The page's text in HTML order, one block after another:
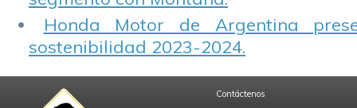
Honda Motor de Argentina
sostenibilidad 2023-2024.
Contáctenos